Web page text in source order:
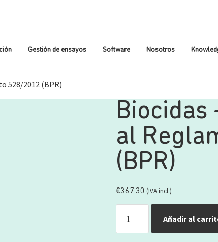
Gestión de ensayos Software Nosotros
528/2012 (BPR)
Biocidas
al
(BPR)
€367.30 (IVA incl.)
Añadir al